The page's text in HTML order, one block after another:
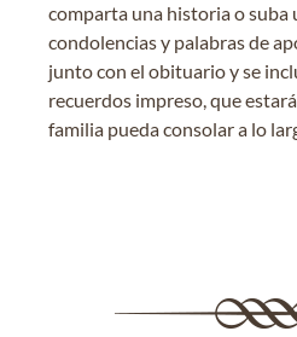
comparta una historia o suba
condolencias y palabras de
junto con el obituario y se
recuerdos impreso, que
familia pueda consolar a lo